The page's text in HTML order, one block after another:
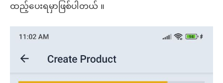
ထည့်ပေးရမှာဖြစ်ပါတယ် ။